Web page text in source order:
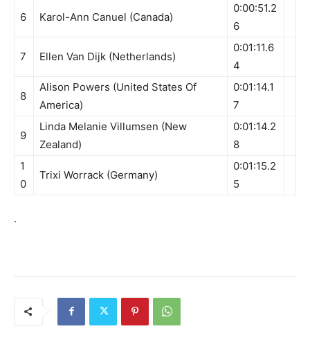
6 Karol-Ann Canuel (Canada)
0:00:51.2
6
7 Ellen Van Dijk (Netherlands)
0:01:11.6
4
8
Alison Powers (United States Of
America)
0:01:14.1
7
9
Linda Melanie Villumsen (New
Zealand)
0:01:14.2
8
1
0
Trixi Worrack (Germany)
0:01:15.2
5
.